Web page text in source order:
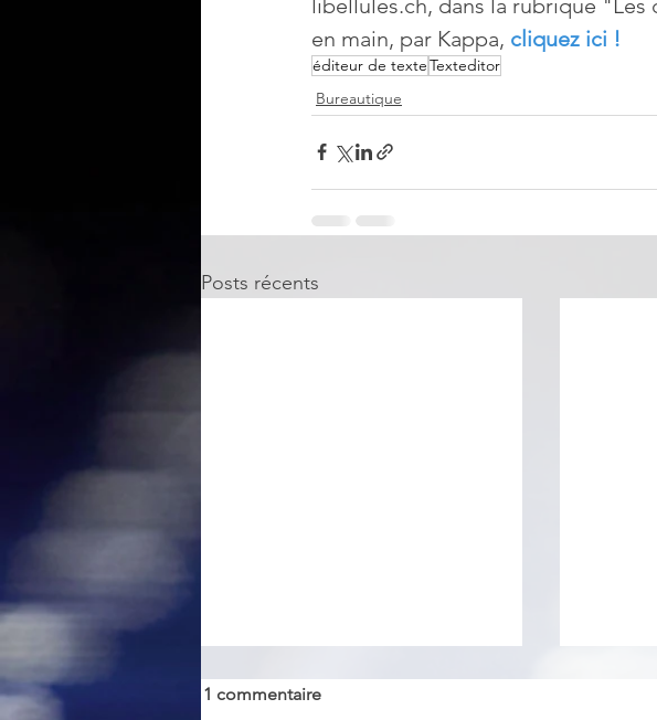
libellules.ch, dans la rubrique
en main, par Kappa, cliquez ici !
éditeur de texteTexteditor
Bureautique
Posts récents
1 commentaire